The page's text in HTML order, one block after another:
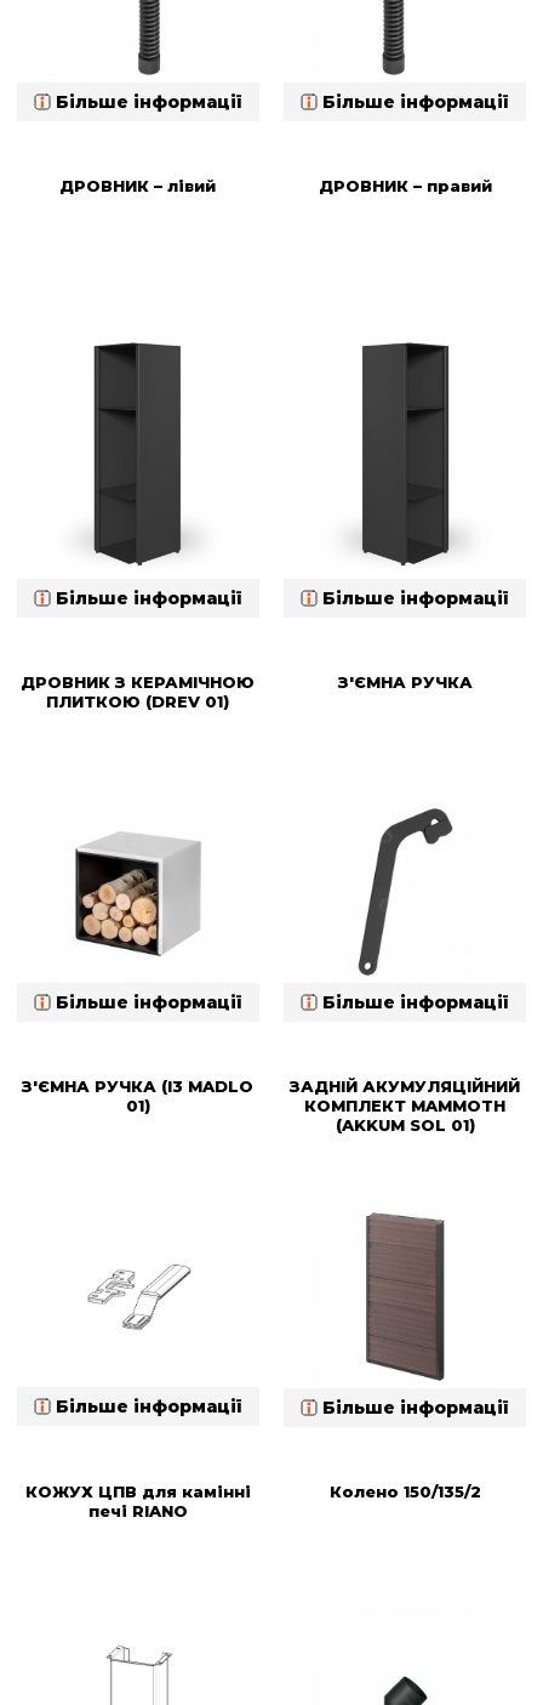
Більше інформації Більше інформації
ДРОВНИК – лівий
Більше інформації
ДРОВНИК – правий
Більше інформації
ДРОВНИК З КЕРАМІЧНОЮ
ПЛИТКОЮ (DREV 01)
Більше інформації
З'ЄМНА РУЧКА
Більше інформації
З'ЄМНА РУЧКА (I3 MADLO
01)
Більше інформації
ЗАДНІЙ АКУМУЛЯЦІЙНИЙ
КОМПЛЕКТ MAMMOTH
(AKKUM SOL 01)
Більше інформації
КОЖУХ ЦПВ для камінні
печі RIANO
Колено 150/135/2